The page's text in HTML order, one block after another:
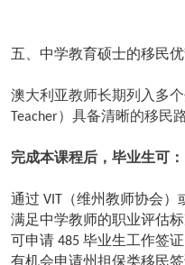
五、中学教育硕士的移民
澳大利亚教师长期列入多
Teacher）具备清晰的移民路
完成本课程后，毕业生可：
通过 VIT （维州教师协会）
满足中学教师的职业评估
可申请485 毕业生工作签
有机会申请州担保类移民